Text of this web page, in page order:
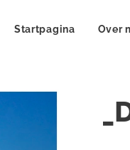
Startpagina Over